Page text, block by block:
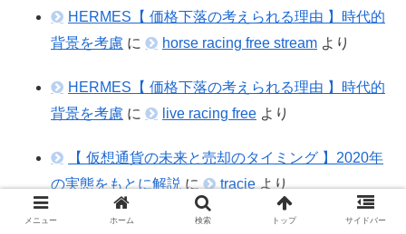
HERMES【 価格下落の考えられる理由 】時代的
背景を考慮 に horse racing free stream より
HERMES【 価格下落の考えられる理由 】時代的
背景を考慮 に live racing free より
【 仮想通貨の未来と売却のタイミング 】2020年
の実態をもとに解説に tracieより
仮想通貨における【 DMMとは 】AMMとの違いも
メニュー ホーム 検索 トップ サイドバー